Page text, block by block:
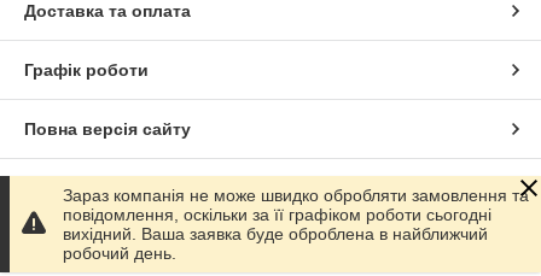
Доставка та оплата
Графік роботи
Повна версія сайту
Сайт створено на маркетплейсіProm.ua
Політика конфіденційності
Зараз компанія не може швидко обробляти замовлення та
повідомлення, оскільки за її графіком роботи сьогодні
вихідний. Ваша заявка буде оброблена в найближчий
робочий день.